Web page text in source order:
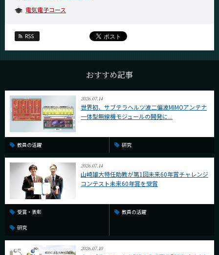
電気電子コース
RSS
おすすめ記事
2026.07.14
世界初、サブテラヘルツ波二偏波MIMOアンテナ
一体型無線機モジュールの開発に...
教員の活躍 研究
2026.07.14
山崎雄大特任助教が第1回未来60年賞チャレンジ
コンテスト未来60年賞を受賞
受賞・表彰 教員の活躍
研究
2026.07.10